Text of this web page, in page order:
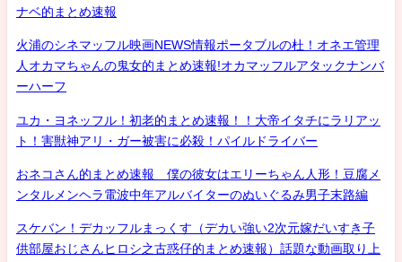
ナベ的まとめ速報
火浦のシネマッフル映画NEWS情報ポータブルの杜！オネエ管理
人オカマちゃんの鬼女的まとめ速報!オカマッフルアタックナンバ
ーハーフ
ユカ・ヨネッフル！初老的まとめ速報！！大帝イタチにラリアッ
ト！害獣神アリ・ガー被害に必殺！パイルドライバー
おネコさん的まとめ速報 僕の彼女はエリーちゃん人形！豆腐メ
ンタルメンヘラ電波中年アルバイターのぬいぐるみ男子末路編
スケバン！デカッフルまっくす（デカい強い2次元嫁だいすき子
供部屋おじさんヒロシ之古惑仔的まとめ速報）話題な動画取り上